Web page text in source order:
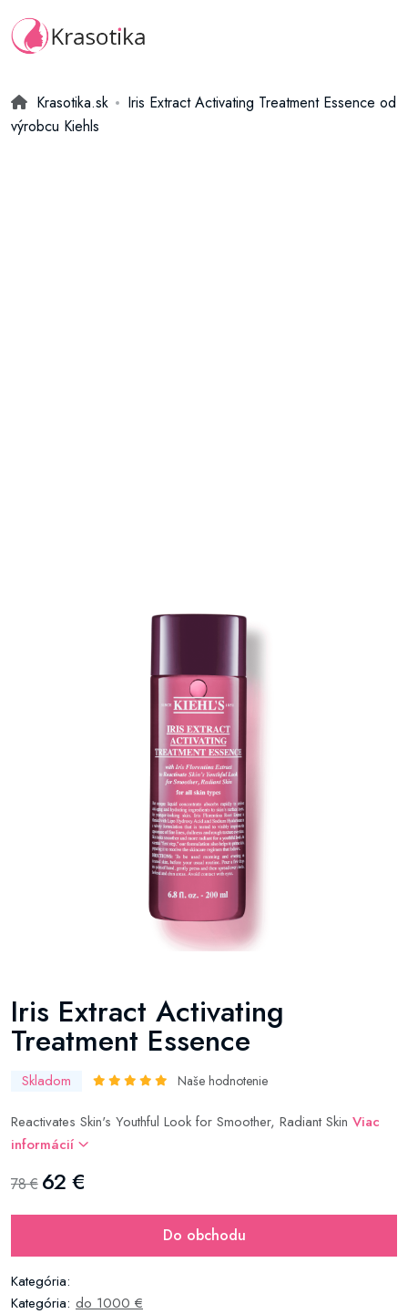
Krasotika.sk
Iris Extract Activating Treatment Essence od
výrobcu Kiehls
Iris Extract Activating
Treatment Essence
Skladom Naše hodnotenie
Reactivates Skin's Youthful Look for Smoother, Radiant Skin Viac
informácií
78 € 62 €
Do obchodu
Kategória:
Kategória: do 1000 €